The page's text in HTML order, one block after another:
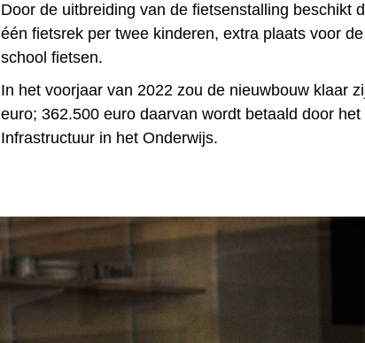
Door de uitbreiding van de fietsenstalling beschikt
één fietsrek per twee kinderen, extra plaats voor
school fietsen.
In het voorjaar van 2022 zou de nieuwbouw klaar
euro; 362.500 euro daarvan wordt betaald door
Infrastructuur in het Onderwijs.